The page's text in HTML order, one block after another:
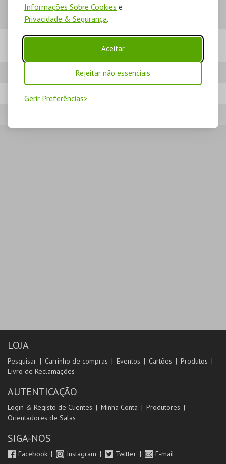
Informações Sobre Cookies e
Privacidade & Segurança.
Aceitar
Rejeitar não essenciais
Gerir Preferências
19. QUAIS OS MODOS DE PAGAMENTOS DISPONÍVEIS
NO SITE BOL?
20. QUANTO TEMPO DEMORA A DEBITAREM O VALOR
DA COMPRA NO CARTÃO DE CRÉDITO/DÉBITO?
21. QUANTOS BILHETES POSSO COMPRAR?
22. QUE BROWSER DEVO UTILIZAR NO SITE BOL?
LOJA
Pesquisar Carrinho de compras Eventos Cartões
Produtos
Livro de Reclamações
AUTENTICAÇÃO
Login & Registo de Clientes Minha Conta
Produtores
Orientadores de Salas
SIGA-NOS
Facebook Instagram Twitter E-mail